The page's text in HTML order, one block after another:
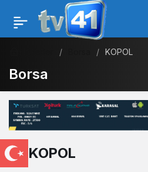
KOPOL
Borsa
KOPOL